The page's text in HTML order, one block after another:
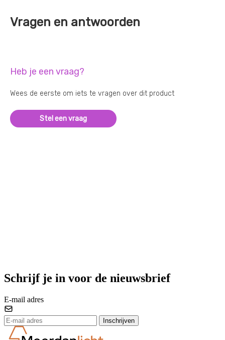
Vragen en antwoorden
Heb je een vraag?
Wees de eerste om iets te vragen over dit product
Stel een vraag
Schrijf je in voor de nieuwsbrief
E-mail adres
Inschrijven